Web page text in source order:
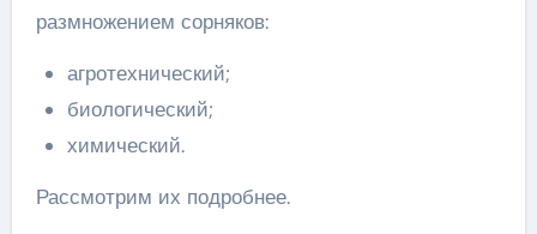
размножением сорняков:
агротехнический;
биологический;
химический.
Рассмотрим их подробнее.